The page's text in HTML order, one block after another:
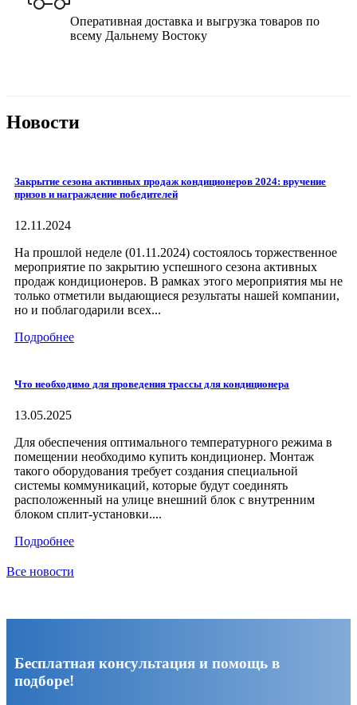
Оперативная доставка и выгрузка товаров по
всему Дальнему Востоку
Новости
Закрытие сезона активных продаж кондиционеров 2024: вручение
призов и награждение победителей
12.11.2024
На прошлой неделе (01.11.2024) состоялось торжественное
мероприятие по закрытию успешного сезона активных
продаж кондиционеров. В рамках этого мероприятия мы не
только отметили выдающиеся результаты нашей компании,
но и поблагодарили всех...
Подробнее
Что необходимо для проведения трассы для кондиционера
13.05.2025
Для обеспечения оптимального температурного режима в
помещении необходимо купить кондиционер. Монтаж
такого оборудования требует создания специальной
системы коммуникаций, которые будут соединять
расположенный на улице внешний блок с внутренним
блоком сплит-установки....
Подробнее
Все новости
Бесплатная консультация и помощь в
подборе!